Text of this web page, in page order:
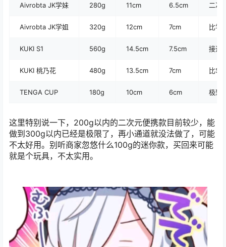
Aivrobta JK学妹 280g 11cm 6.5cm 二次
Aivrobta JK学姐 320g 12cm 7cm 比学
KUKI S1 560g 14.5cm 7.5cm 接近
KUKI 桃乃花 480g 13.5cm 7cm 比S1
TENGA CUP 180g 10cm 6cm 极致
这里特别说一下，200g以内的二次元便携款目前较少，能
做到300g以内已经是极限了，再小通道就没法做了，可能
不太好用。别听商家忽悠什么100g的迷你款，买回来可能
就是个玩具，不太实用。